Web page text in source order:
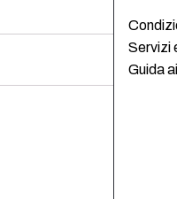
Servizi
Guida